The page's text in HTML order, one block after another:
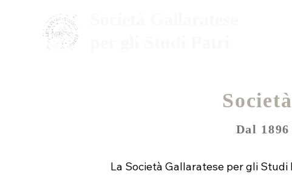
Dal
La Società Gallaratese per gli